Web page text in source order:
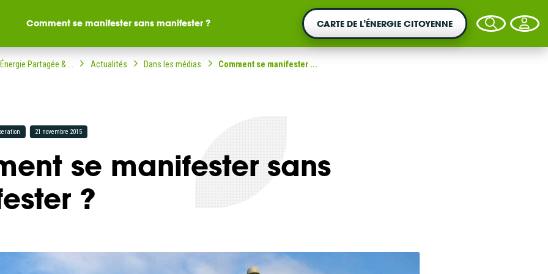
dans votre
citoyenne ?
Vous souhaitez placer votre épargne au
service de la transition énergétique ?
Comment se manifester sans manifester ? CARTE DE L’ÉNERGIE CITOYENNE
Énergie Partagée & ... Actualités Dans les médias Comment se manifester ...
21 novembre 2015
se manifester sans
?